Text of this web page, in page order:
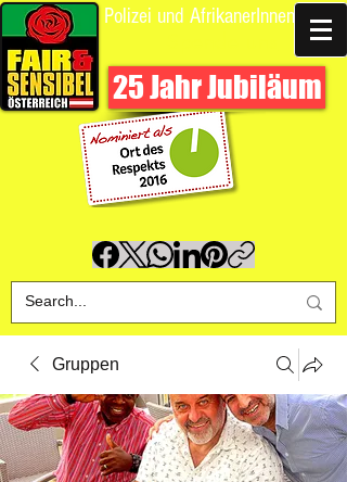
Polizei und AfrikanerInnen
25 Jahr Jubiläum
Gruppen